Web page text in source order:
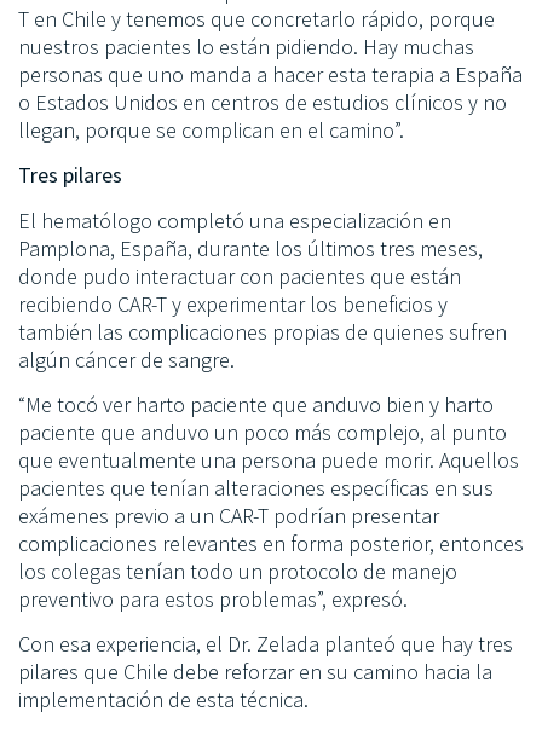
T en Chile y tenemos que concretarlo rápido, porque
nuestros pacientes lo están pidiendo. Hay muchas
personas que uno manda a hacer esta terapia a España
o Estados Unidos en centros de estudios clínicos y no
llegan, porque se complican en el camino”.
Tres pilares
El hematólogo completó una especialización en
Pamplona, España, durante los últimos tres meses,
donde pudo interactuar con pacientes que están
recibiendo CAR-T y experimentar los beneficios y
también las complicaciones propias de quienes sufren
algún cáncer de sangre.
“Me tocó ver harto paciente que anduvo bien y harto
paciente que anduvo un poco más complejo, al punto
que eventualmente una persona puede morir. Aquellos
pacientes que tenían alteraciones específicas en sus
exámenes previo a un CAR-T podrían presentar
complicaciones relevantes en forma posterior, entonces
los colegas tenían todo un protocolo de manejo
preventivo para estos problemas”, expresó.
Con esa experiencia, el Dr. Zelada planteó que hay tres
pilares que Chile debe reforzar en su camino hacia la
implementación de esta técnica.